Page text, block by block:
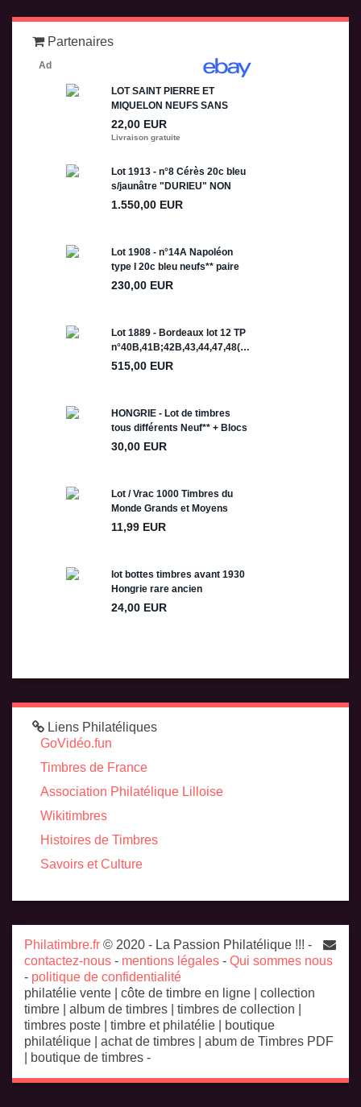
Partenaires
Liens Philatéliques
GoVidéo.fun
Timbres de France
Association Philatélique Lilloise
Wikitimbres
Histoires de Timbres
Savoirs et Culture
Philatimbre.fr © 2020 - La Passion Philatélique !!! -
contactez-nous - mentions légales - Qui sommes nous
- politique de confidentialité
philatélie vente | côte de timbre en ligne | collection
timbre | album de timbres | timbres de collection |
timbres poste | timbre et philatélie | boutique
philatélique | achat de timbres | abum de Timbres PDF
| boutique de timbres -